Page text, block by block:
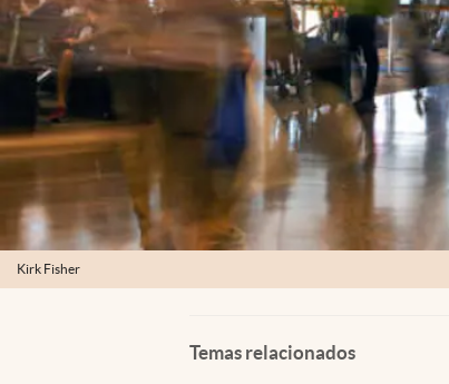
Kirk Fisher
Temas relacionados